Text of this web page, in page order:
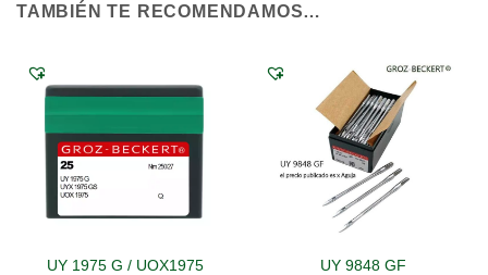
TAMBIÉN TE RECOMENDAMOS…
UY 1975 G / UOX1975
UY 9848 GF